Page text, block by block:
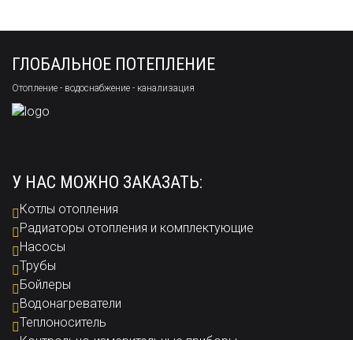
ГЛОБАЛЬНОЕ ПОТЕПЛЕНИЕ
Отопление - водоснабжение - канализация
У НАС МОЖНО ЗАКАЗАТЬ:
Котлы отопления
Радиаторы отопления и комплектующие
Насосы
Трубы
Бойлеры
Водонагреватели
Теплоноситель